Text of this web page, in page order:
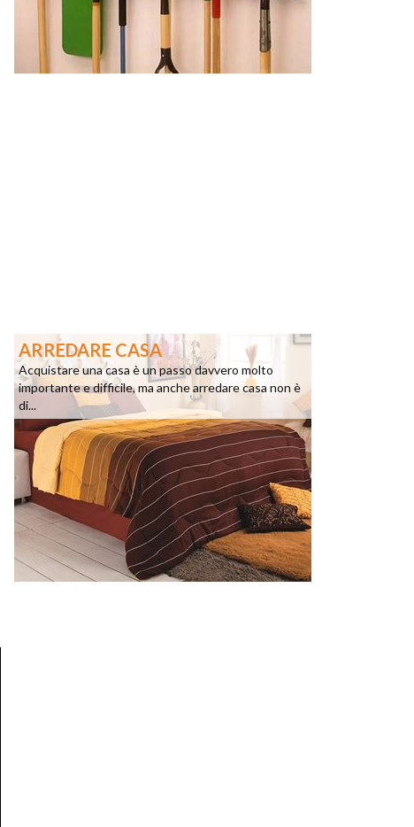
ARREDARE CASA
Acquistare una casa è un passo davvero molto
importante e difficile, ma anche arredare casa non è
di...